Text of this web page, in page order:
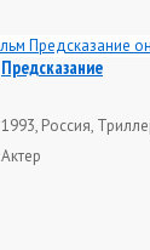
Предсказание
1993, Россия,
Актер